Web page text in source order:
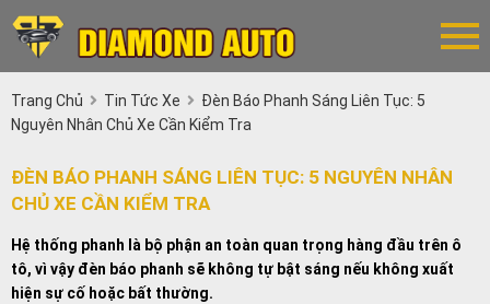
Trang Chủ Tin Tức Xe
Đèn Báo Phanh Sáng Liên Tục: 5
Nguyên Nhân Chủ Xe Cần Kiểm Tra
ĐÈN BÁO PHANH SÁNG LIÊN TỤC: 5 NGUYÊN NHÂN
CHỦ XE CẦN KIỂM TRA
Hệ thống phanh là bộ phận an toàn quan trọng hàng đầu trên ô
tô, vì vậy đèn báo phanh sẽ không tự bật sáng nếu không xuất
hiện sự cố hoặc bất thường.